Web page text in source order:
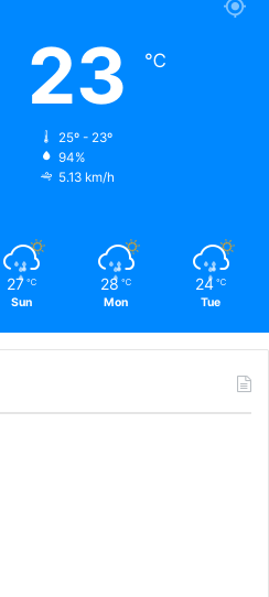
23 ℃
25º - 23º
94%
5.13 km/h
27 ℃
Sun
28 ℃
Mon
24 ℃
Tue